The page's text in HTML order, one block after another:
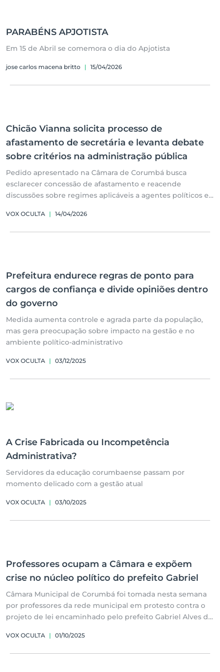
PARABÉNS APJOTISTA
Em 15 de Abril se comemora o dia do Apjotista
jose carlos macena britto | 15/04/2026
Chicão Vianna solicita processo de
afastamento de secretária e levanta debate
sobre critérios na administração pública
Pedido apresentado na Câmara de Corumbá busca
esclarecer concessão de afastamento e reacende
discussões sobre regimes aplicáveis a agentes políticos e
VOX OCULTA | 14/04/2026
Prefeitura endurece regras de ponto para
cargos de confiança e divide opiniões dentro
do governo
Medida aumenta controle e agrada parte da população,
mas gera preocupação sobre impacto na gestão e no
ambiente político-administrativo
VOX OCULTA | 03/12/2025
A Crise Fabricada ou Incompetência
Administrativa?
Servidores da educação corumbaense passam por
momento delicado com a gestão atual
VOX OCULTA | 03/10/2025
Professores ocupam a Câmara e expõem
crise no núcleo político do prefeito Gabriel
Câmara Municipal de Corumbá foi tomada nesta semana
por professores da rede municipal em protesto contra o
projeto de lei encaminhado pelo prefeito Gabriel Alves de
contratação temporária de docentes.
VOX OCULTA | 01/10/2025